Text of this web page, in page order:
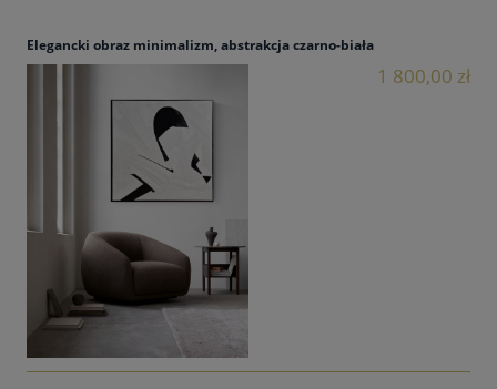
Elegancki obraz minimalizm, abstrakcja czarno-biała
1 800,00 zł